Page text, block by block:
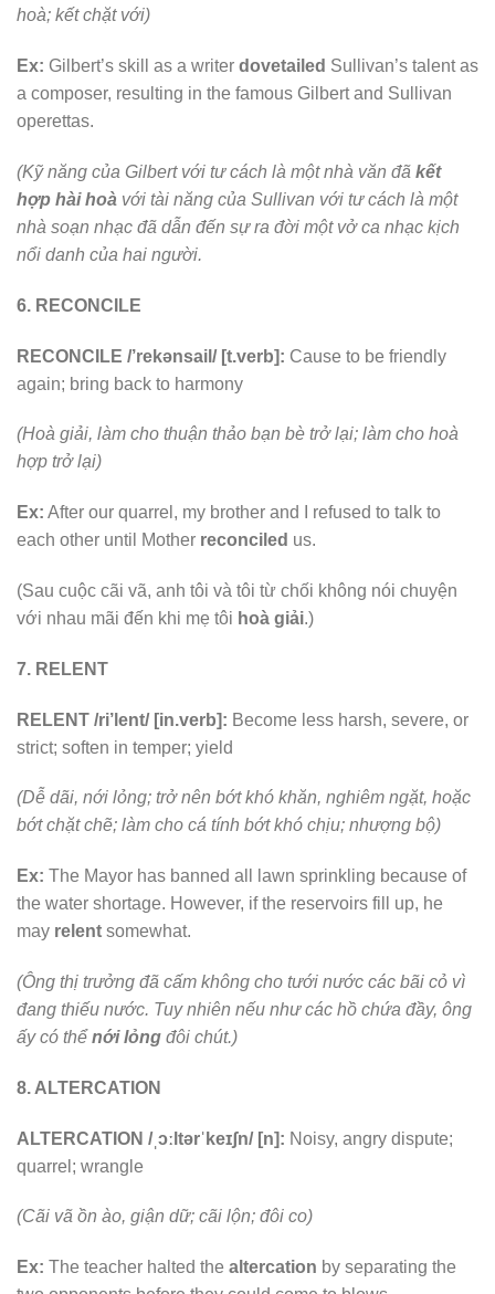
hoà; kết chặt với)
Ex: Gilbert’s skill as a writer dovetailed Sullivan’s talent as
a composer, resulting in the famous Gilbert and Sullivan
operettas.
(Kỹ năng của Gilbert với tư cách là một nhà văn đã kết
hợp hài hoà với tài năng của Sullivan với tư cách là một
nhà soạn nhạc đã dẫn đến sự ra đời một vở ca nhạc kịch
nổi danh của hai người.
6. RECONCILE
RECONCILE /’rekənsail/ [t.verb]: Cause to be friendly
again; bring back to harmony
(Hoà giải, làm cho thuận thảo bạn bè trở lại; làm cho hoà
hợp trở lại)
Ex: After our quarrel, my brother and I refused to talk to
each other until Mother reconciled us.
(Sau cuộc cãi vã, anh tôi và tôi từ chối không nói chuyện
với nhau mãi đến khi mẹ tôi hoà giải.)
7. RELENT
RELENT /ri’lent/ [in.verb]: Become less harsh, severe, or
strict; soften in temper; yield
(Dễ dãi, nới lỏng; trở nên bớt khó khăn, nghiêm ngặt, hoặc
bớt chặt chẽ; làm cho cá tính bớt khó chịu; nhượng bộ)
Ex: The Mayor has banned all lawn sprinkling because of
the water shortage. However, if the reservoirs fill up, he
may relent somewhat.
(Ông thị trưởng đã cấm không cho tưới nước các bãi cỏ vì
đang thiếu nước. Tuy nhiên nếu như các hồ chứa đầy, ông
ấy có thể nới lỏng đôi chút.)
8. ALTERCATION
ALTERCATION /ˌɔːltərˈkeɪʃn/ [n]: Noisy, angry dispute;
quarrel; wrangle
(Cãi vã ồn ào, giận dữ; cãi lộn; đôi co)
Ex: The teacher halted the altercation by separating the